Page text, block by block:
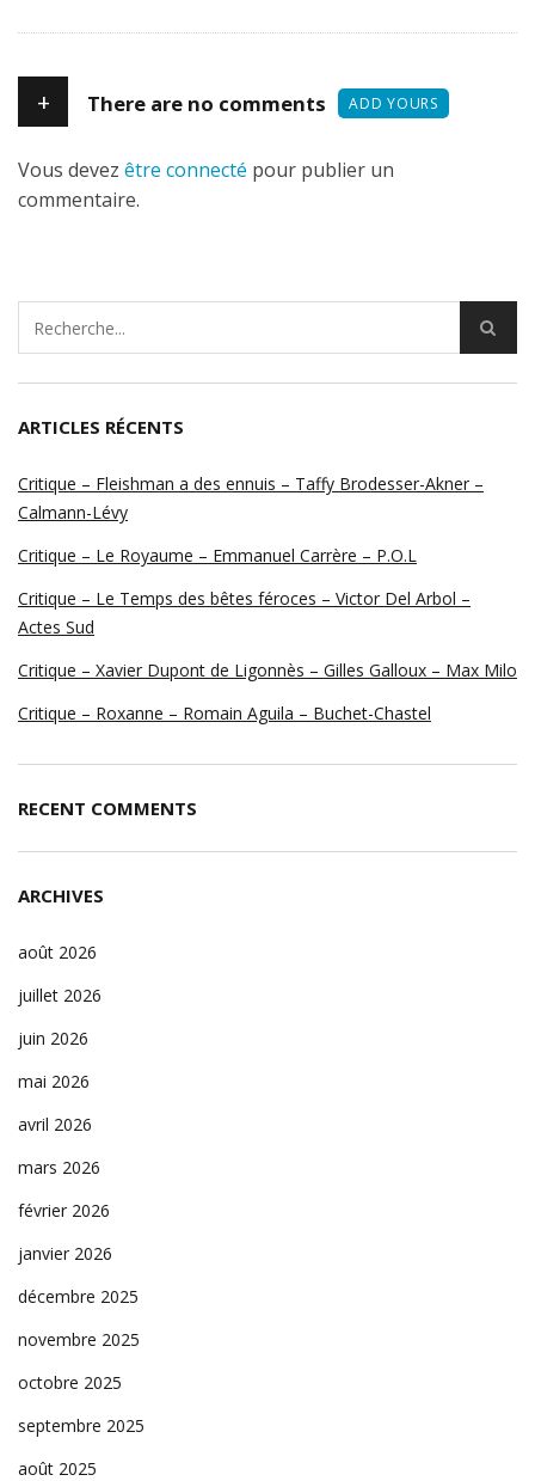
+ There are no comments ADD YOURS
Vous devez être connecté pour publier un
commentaire.
ARTICLES RÉCENTS
Critique – Fleishman a des ennuis – Taffy Brodesser-Akner –
Calmann-Lévy
Critique – Le Royaume – Emmanuel Carrère – P.O.L
Critique – Le Temps des bêtes féroces – Victor Del Arbol –
Actes Sud
Critique – Xavier Dupont de Ligonnès – Gilles Galloux – Max Milo
Critique – Roxanne – Romain Aguila – Buchet-Chastel
RECENT COMMENTS
ARCHIVES
août 2026
juillet 2026
juin 2026
mai 2026
avril 2026
mars 2026
février 2026
janvier 2026
décembre 2025
novembre 2025
octobre 2025
septembre 2025
août 2025